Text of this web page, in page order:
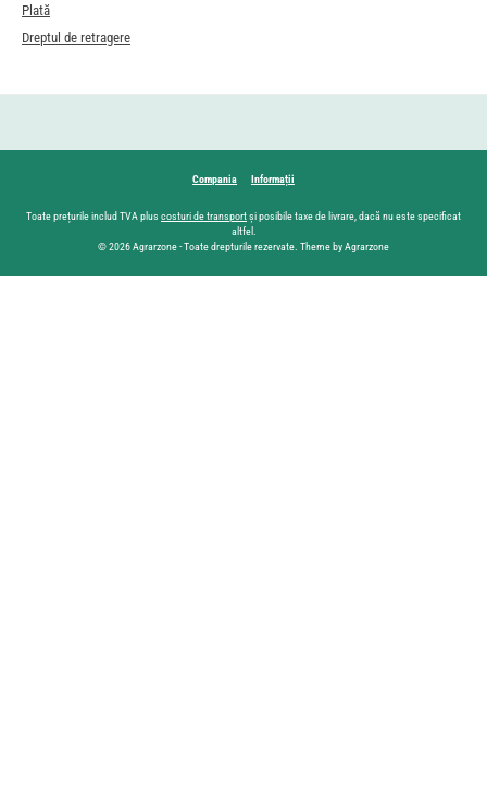
Plată
Dreptul de retragere
Compania Informații
Toate prețurile includ TVA plus costuri de transportși posibile taxe de livrare, dacă nu este specificat
altfel.
© 2026 Agrarzone - Toate drepturile rezervate. Theme by Agrarzone